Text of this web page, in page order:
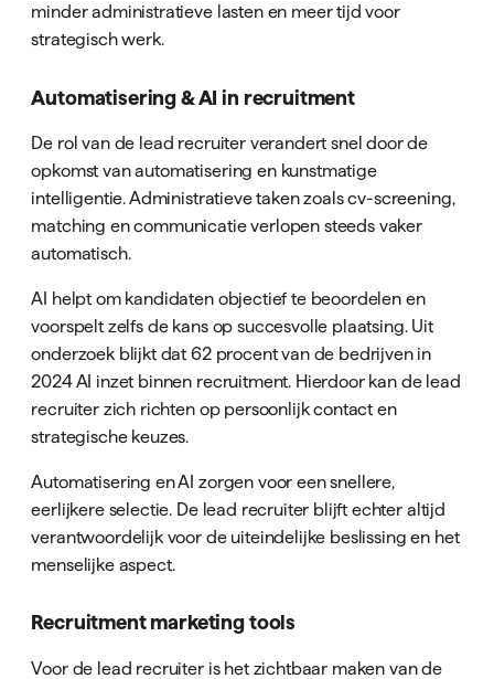
minder administratieve lasten en meer tijd voor
strategisch werk.
Automatisering & AI in recruitment
De rol van de lead recruiter verandert snel door de
opkomst van automatisering en kunstmatige
intelligentie. Administratieve taken zoals cv-screening,
matching en communicatie verlopen steeds vaker
automatisch.
AI helpt om kandidaten objectief te beoordelen en
voorspelt zelfs de kans op succesvolle plaatsing. Uit
onderzoek blijkt dat 62 procent van de bedrijven in
2024 AI inzet binnen recruitment. Hierdoor kan de lead
recruiter zich richten op persoonlijk contact en
strategische keuzes.
Automatisering en AI zorgen voor een snellere,
eerlijkere selectie. De lead recruiter blijft echter altijd
verantwoordelijk voor de uiteindelijke beslissing en het
menselijke aspect.
Recruitment marketing tools
Voor de lead recruiter is het zichtbaar maken van de